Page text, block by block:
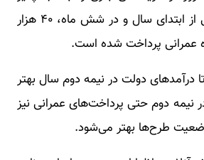
کسری نداشتیم، حتی از ابتدای سال و در شش ماه، ۴۰ هزار
عمرانی پرداخت شده است.
درآمدهای دولت در نیمه دوم سال بهتر
نیمه دوم حتی پرداخت‌های عمرانی نیز
طرح‌ها بهتر می‌شود.